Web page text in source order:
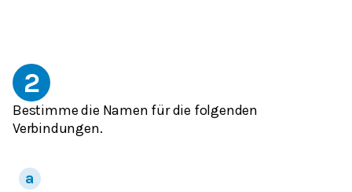
2
Bestimme die Namen für die folgenden
Verbindungen.